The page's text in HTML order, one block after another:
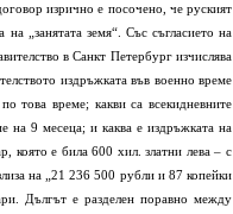
изрично е посочено, че руският
„занятата земя“. Със съгласието на
в Санкт Петербург изчислява
издръжката във военно време
това време; какви са всекидневните
на 9 месеца; и каква е издръжката на
която е била 600 хил. златни лева – с
на „21 236 500 рубли и 87 копейки
Дългът е разделен поравно между